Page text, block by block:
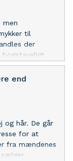
men
til
der
bogstaveligt
end
og hår. De går
for at
fra mændenes
sælger